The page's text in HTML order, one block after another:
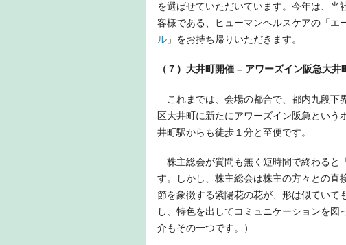
を選ばせていただいています。今年は、当
客様である、ヒューマンヘルスケアの「エ
ル 」をお持ち帰りいただきます。
（７）大井町開催 – アワーズイン阪急大井
これまでは、会場の都合で、都内九段下
区大井町に新たにアワーズイン阪急とい
井町駅からも徒歩１分と至便です。
株主総会が質問も無く短時間で終わると
す。しかし、株主総会は株主の方々との直
節を象徴する紫陽花の花が、形は似ていて
し、特色を出してコミュニケーションを
介もその一つです。）